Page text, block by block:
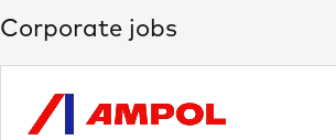
Corporate jobs